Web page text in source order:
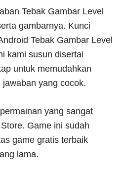
Tebak Gambar Level
gambarnya. Kunci
Tebak Gambar Level
kami susun disertai
untuk memudahkan
yang cocok.
yang sangat
Game ini sudah
game gratis terbaik
lama.